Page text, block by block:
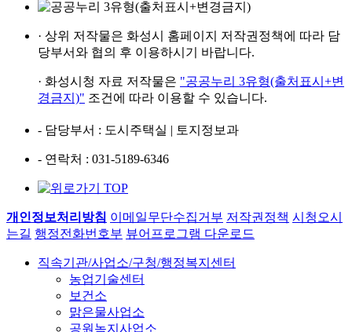
· 상위 저작물은 화성시 홈페이지 저작권정책에 따라 담
당부서와 협의 후 이용하시기 바랍니다.
· 화성시청 자료 저작물은 "공공누리 3유형(출처표시+변
경금지)" 조건에 따라 이용할 수 있습니다.
- 담당부서 : 도시주택실 | 토지정보과
- 연락처 : 031-5189-6346
개인정보처리방침 이메일무단수집거부 저작권정책 시청오시
는길 행정전화번호부 뷰어프로그램 다운로드
직속기관/사업소/구청/행정복지센터
농업기술센터
보건소
맑은물사업소
공원녹지사업소